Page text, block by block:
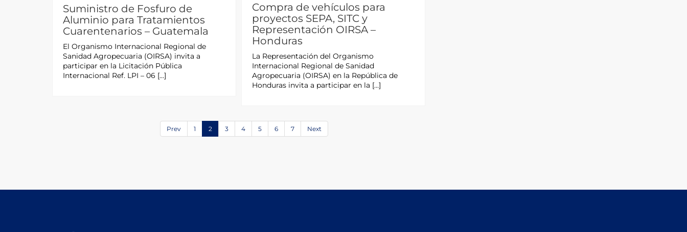
Compra de vehículos para
proyectos SEPA, SITC y
Representación OIRSA –
Honduras
La Representación del Organismo
Internacional Regional de Sanidad
Agropecuaria (OIRSA) en la República de
Honduras invita a participar en la […]
Suministro de Fosfuro de
Aluminio para Tratamientos
Cuarentenarios – Guatemala
El Organismo Internacional Regional de
Sanidad Agropecuaria (OIRSA) invita a
participar en la Licitación Pública
Internacional Ref. LPI – 06 […]
Prev 1 2 3 4 5 6 7 Next